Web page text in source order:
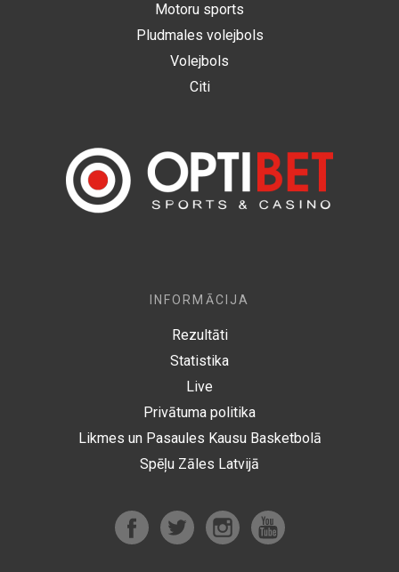
Motoru sports
Pludmales volejbols
Volejbols
Citi
INFORMĀCIJA
Rezultāti
Statistika
Live
Privātuma politika
Likmes un Pasaules Kausu Basketbolā
Spēļu Zāles Latvijā